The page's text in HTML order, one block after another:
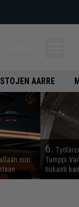
AARRE
niin
6.
Tumppi
tiukasti